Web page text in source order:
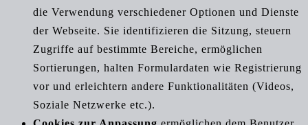
die Verwendung verschiedener Optionen und Dienste
der Webseite. Sie identifizieren die Sitzung, steuern
Zugriffe auf bestimmte Bereiche, ermöglichen
Sortierungen, halten Formulardaten wie Registrierung
vor und erleichtern andere Funktionalitäten (Videos,
Soziale Netzwerke etc.).